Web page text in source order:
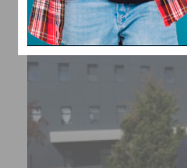
MAIS POPULARES